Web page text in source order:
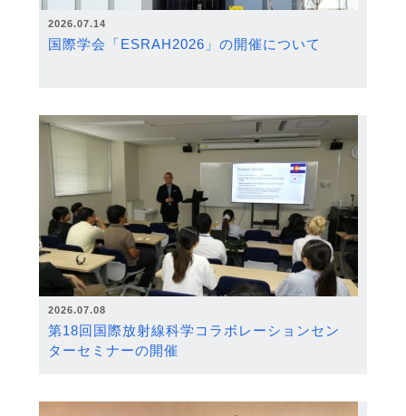
2026.07.14
国際学会「ESRAH2026」の開催について
2026.07.08
第18回国際放射線科学コラボレーションセン
ターセミナーの開催